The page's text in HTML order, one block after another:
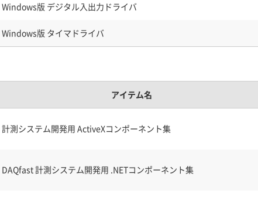
Windows版 デジタル入出力ドライバ
Windows版 タイマドライバ
アイテム名
計測システム開発用 ActiveXコンポーネント集
DAQfast 計測システム開発用 .NETコンポーネント集